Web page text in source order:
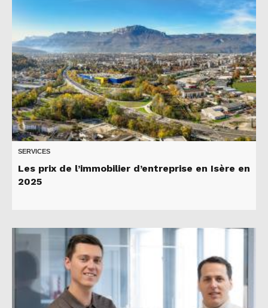
SERVICES
Les prix de l’immobilier d’entreprise en Isère en
2025